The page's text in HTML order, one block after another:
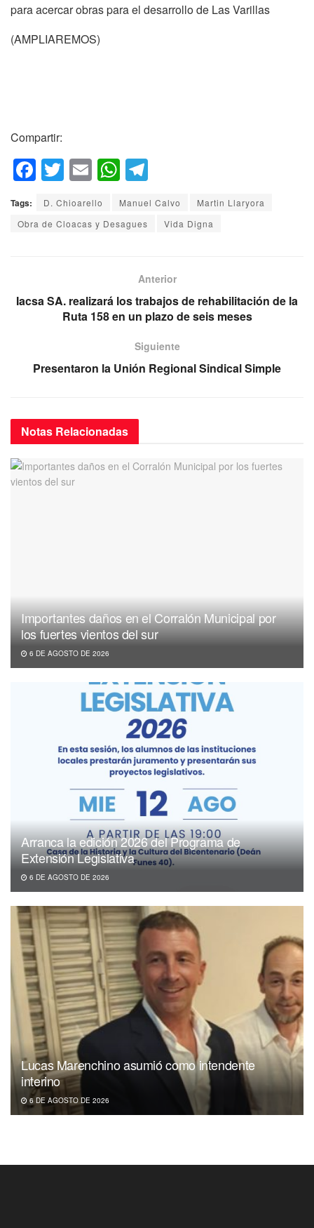
para acercar obras para el desarrollo de Las Varillas
(AMPLIAREMOS)
Compartir:
F
a
c
e
o
T
wi
tt
er
E
m
ail
W
h
at
s
p
el
e
gr
m
Tags: D. Chioarello Manuel Calvo
Martin Llaryora
Obra de Cloacas y Desagues
Vida Digna
Anterior
Iacsa SA. realizará los trabajos de rehabilitación de la
Ruta 158 en un plazo de seis meses
Siguiente
Presentaron la Unión Regional Sindical Simple
Notas Relacionadas
Importantes daños en el Corralón Municipal por
los fuertes vientos del sur
6 DE AGOSTO DE 2026
Arranca la edición 2026 del Programa de
Extensión Legislativa
6 DE AGOSTO DE 2026
Lucas Marenchino asumió como intendente
interino
6 DE AGOSTO DE 2026